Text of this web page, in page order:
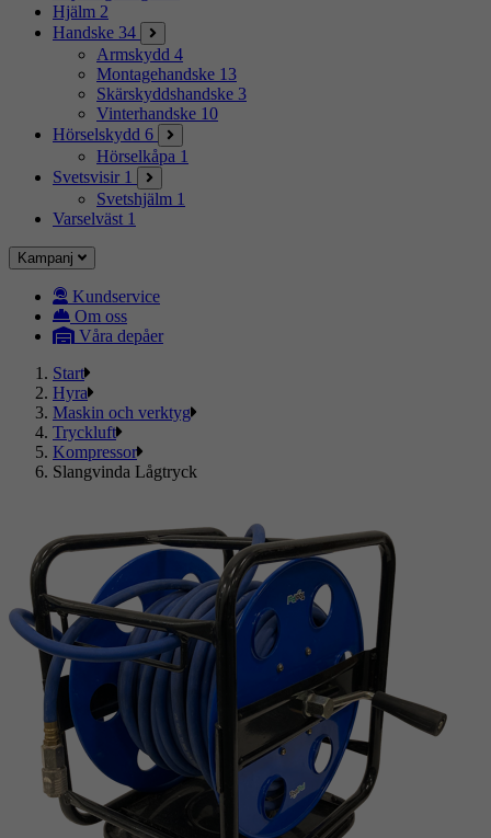
Hjälm 2
Handske 34
Armskydd 4
Montagehandske 13
Skärskyddshandske 3
Vinterhandske 10
Hörselskydd 6
Hörselkåpa 1
Svetsvisir 1
Svetshjälm 1
Varselväst 1
Kampanj
Kundservice
Om oss
Våra depåer
Start
Hyra
Maskin och verktyg
Tryckluft
Kompressor
Slangvinda Lågtryck